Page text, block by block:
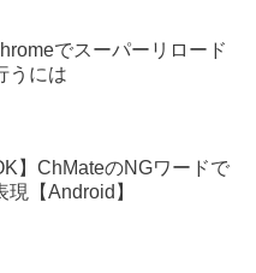
でスーパーリロード
うには
】ChMateのNGワードで
現【Android】